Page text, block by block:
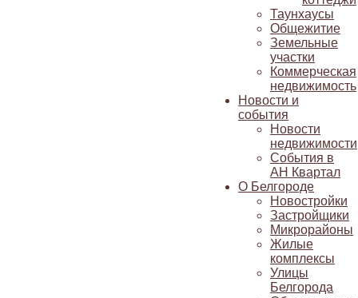
Таунхаусы
Общежитие
Земельные
участки
Коммерческая
недвижимость
Новости и
события
Новости
недвижимости
События в
АН Квартал
О Белгороде
Новостройки
Застройщики
Микрорайоны
Жилые
комплексы
Улицы
Белгорода